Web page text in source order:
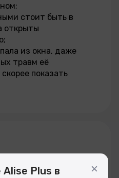
стоит быть в
открыты
из окна, даже
травм её
показать
помнить во время
Plus в